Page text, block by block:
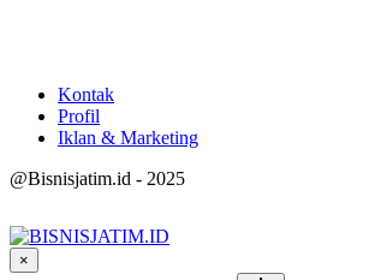
Kontak
Profil
Iklan & Marketing
@Bisnisjatim.id - 2025
×